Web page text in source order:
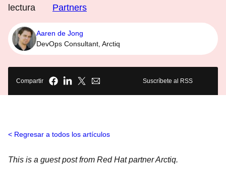
lectura
Partners
Aaren de Jong
DevOps Consultant, Arctiq
Compartir Suscríbete al RSS
Regresar a todos los artículos
This is a guest post from Red Hat partner Arctiq.